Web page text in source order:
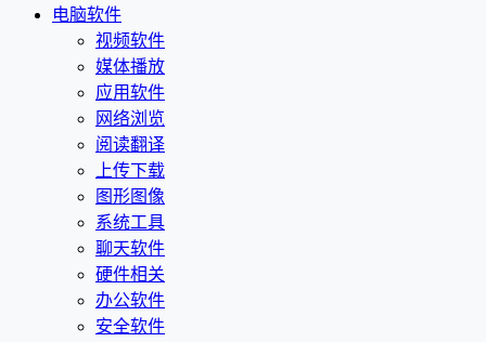
电脑软件
视频软件
媒体播放
应用软件
网络浏览
阅读翻译
上传下载
图形图像
系统工具
聊天软件
硬件相关
办公软件
安全软件